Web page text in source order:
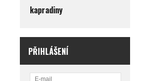
kapradiny
PŘIHLÁŠENÍ